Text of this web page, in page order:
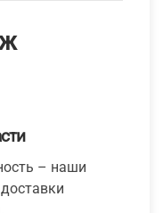
– наши